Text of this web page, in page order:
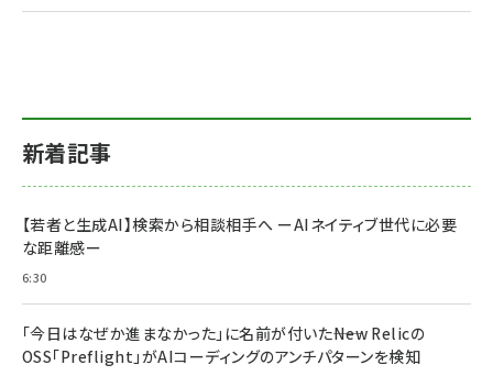
新着記事
【若者と生成AI】検索から相談相手へ ーAIネイティブ世代に必要
な距離感ー
6:30
「今日はなぜか進まなかった」に名前が付いた――New Relicの
OSS「Preflight」がAIコーディングのアンチパターンを検知